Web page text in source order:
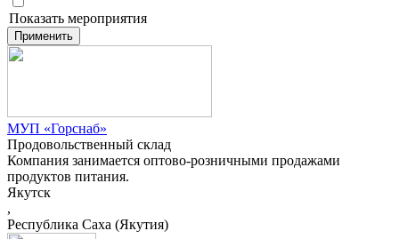
Показать мероприятия
Применить
МУП «Горснаб»
Продовольственный склад
Компания занимается оптово-розничными продажами
продуктов питания.
Якутск
,
Республика Саха (Якутия)